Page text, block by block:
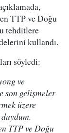
TTP ve Doğu
tehditlere
kullandı.
söyledi:
ve
son gelişmeler
üzere
TTP ve Doğu